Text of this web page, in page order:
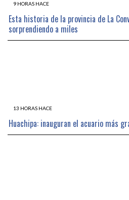
9 HORAS HACE
Esta historia de la provincia de La
sorprendiendo a miles
13 HORAS HACE
Huachipa: inauguran el acuario más